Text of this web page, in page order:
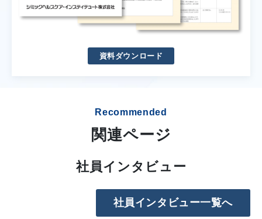
資料ダウンロード
Recommended
関連ページ
社員インタビュー
社員インタビュー一覧へ